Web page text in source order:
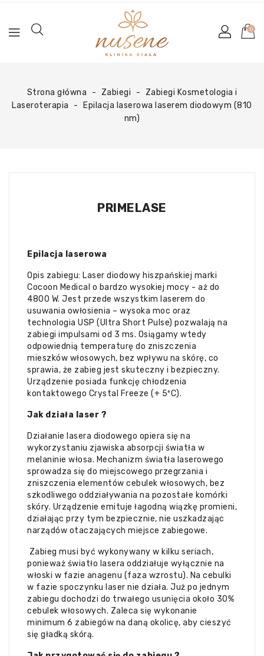
0
Strona główna Zabiegi
Zabiegi Kosmetologia i
Laseroterapia
Epilacja laserowa laserem diodowym (810
nm)
PRIMELASE
Epilacja laserowa
Opis zabiegu: Laser diodowy hiszpańskiej marki
Cocoon Medical o bardzo wysokiej mocy - aż do
4800 W. Jest przede wszystkim laserem do
usuwania owłosienia – wysoka moc oraz
technologia USP (Ultra Short Pulse) pozwalają na
zabiegi impulsami od 3 ms. Osiągamy wtedy
odpowiednią temperaturę do zniszczenia
mieszków włosowych, bez wpływu na skórę, co
sprawia, że zabieg jest skuteczny i bezpieczny.
Urządzenie posiada funkcję chłodzenia
kontaktowego Crystal Freeze (+ 5ºC).
Jak działa laser ?
Działanie lasera diodowego opiera się na
wykorzystaniu zjawiska absorpcji światła w
melaninie włosa. Mechanizm światła laserowego
sprowadza się do miejscowego przegrzania i
zniszczenia elementów cebulek włosowych, bez
szkodliwego oddziaływania na pozostałe komórki
skóry. Urządzenie emituje łagodną wiązkę promieni,
działając przy tym bezpiecznie, nie uszkadzając
narządów otaczających miejsce zabiegowe.
Zabieg musi być wykonywany w kilku seriach,
ponieważ światło lasera oddziałuje wyłącznie na
włoski w fazie anagenu (faza wzrostu). Na cebulki
w fazie spoczynku laser nie działa. Już po jednym
zabiegu dochodzi do trwałego usunięcia około 30%
cebulek włosowych. Zaleca się wykonanie
minimum 6 zabiegów na daną okolicę, aby cieszyć
się gładką skórą.